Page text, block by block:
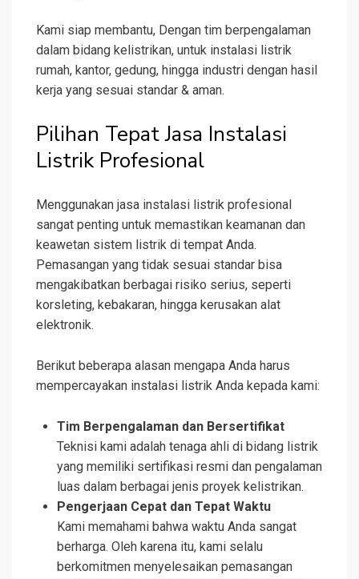
Kami siap membantu, Dengan tim berpengalaman
dalam bidang kelistrikan, untuk instalasi listrik
rumah, kantor, gedung, hingga industri dengan hasil
kerja yang sesuai standar & aman.
Pilihan Tepat Jasa Instalasi
Listrik Profesional
Menggunakan jasa instalasi listrik profesional
sangat penting untuk memastikan keamanan dan
keawetan sistem listrik di tempat Anda.
Pemasangan yang tidak sesuai standar bisa
mengakibatkan berbagai risiko serius, seperti
korsleting, kebakaran, hingga kerusakan alat
elektronik.
Berikut beberapa alasan mengapa Anda harus
mempercayakan instalasi listrik Anda kepada kami:
Tim Berpengalaman dan Bersertifikat
Teknisi kami adalah tenaga ahli di bidang listrik
yang memiliki sertifikasi resmi dan pengalaman
luas dalam berbagai jenis proyek kelistrikan.
Pengerjaan Cepat dan Tepat Waktu
Kami memahami bahwa waktu Anda sangat
berharga. Oleh karena itu, kami selalu
berkomitmen menyelesaikan pemasangan